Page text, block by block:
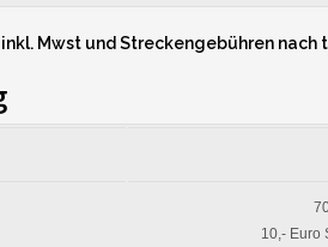
Mwst und Streckengebühren
10,- Euro